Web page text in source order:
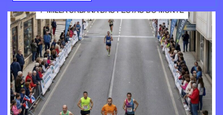
Más reciente
Más antiguo
Título